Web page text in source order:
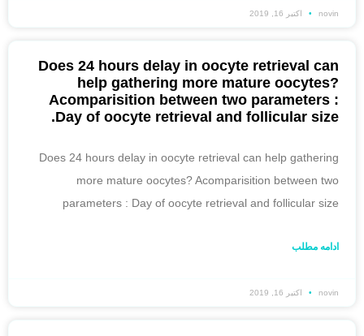
novin اکتبر 16, 2019
Does 24 hours delay in oocyte retrieval can
help gathering more mature oocytes?
Acomparisition between two parameters :
Day of oocyte retrieval and follicular size.
Does 24 hours delay in oocyte retrieval can help gathering
more mature oocytes? Acomparisition between two
parameters : Day of oocyte retrieval and follicular size
ادامه مطلب
novin اکتبر 16, 2019